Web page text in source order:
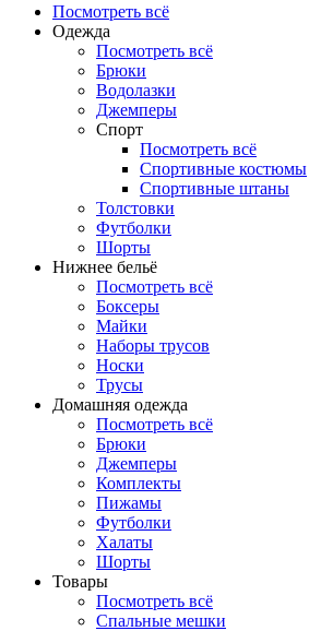
Посмотреть всё
Одежда
Посмотреть всё
Брюки
Водолазки
Джемперы
Спорт
Посмотреть всё
Спортивные костюмы
Спортивные штаны
Толстовки
Футболки
Шорты
Нижнее бельё
Посмотреть всё
Боксеры
Майки
Наборы трусов
Носки
Трусы
Домашняя одежда
Посмотреть всё
Брюки
Джемперы
Комплекты
Пижамы
Футболки
Халаты
Шорты
Товары
Посмотреть всё
Спальные мешки